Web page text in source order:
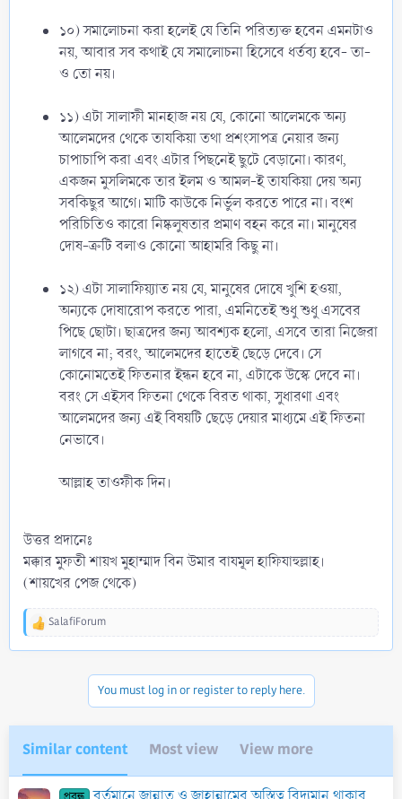
১০) সমালোচনা করা হলেই যে তিনি পরিত্যক্ত হবেন এমনটাও
নয়, আবার সব কথাই যে সমালোচনা হিসেবে ধর্তব্য হবে- তা-
ও তো নয়।
১১) এটা সালাফী মানহাজ নয় যে, কোনো আলেমকে অন্য
আলেমদের থেকে তাযকিয়া তথা প্রশংসাপত্র নেয়ার জন্য
চাপাচাপি করা এবং এটার পিছনেই ছুটে বেড়ানো। কারণ,
একজন মুসলিমকে তার ইলম ও আমল-ই তাযকিয়া দেয় অন্য
সবকিছুর আগে। মাটি কাউকে নির্ভুল করতে পারে না। বংশ
পরিচিতিও কারো নিষ্কলুষতার প্রমাণ বহন করে না। মানুষের
দোষ-ত্রুটি বলাও কোনো আহামরি কিছু না।
১২) এটা সালাফিয়্যাত নয় যে, মানুষের দোষে খুশি হওয়া,
অন্যকে দোষারোপ করতে পারা, এমনিতেই শুধু শুধু এসবের
পিছে ছোটা। ছাত্রদের জন্য আবশ্যক হলো, এসবে তারা নিজেরা
লাগবে না; বরং, আলেমদের হাতেই ছেড়ে দেবে। সে
কোনোমতেই ফিতনার ইন্ধন হবে না, এটাকে উস্কে দেবে না।
বরং সে এইসব ফিতনা থেকে বিরত থাকা, সুধারণা এবং
আলেমদের জন্য এই বিষয়টি ছেড়ে দেয়ার মাধ্যমে এই ফিতনা
নেভাবে।
আল্লাহ তাওফীক দিন।
উত্তর প্রদানেঃ
মক্কার মুফতী শায়খ মুহাম্মাদ বিন উমার বাযমূল হাফিযাহুল্লাহ।
(শায়খের পেজ থেকে)
R
o
n
s
:
SalafiForum
You must log in or register to reply here.
Similar content Most view View more